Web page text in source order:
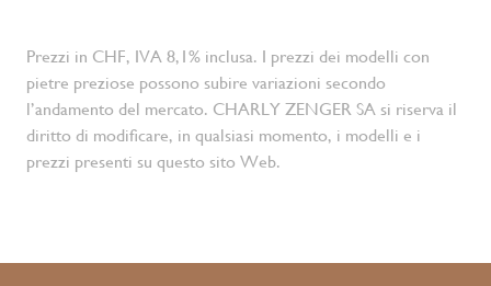
Prezzi in CHF, IVA 8,1% inclusa. I prezzi dei modelli con
pietre preziose possono subire variazioni secondo
l’andamento del mercato. CHARLY ZENGER SA si riserva il
diritto di modificare, in qualsiasi momento, i modelli e i
prezzi presenti su questo sito Web.